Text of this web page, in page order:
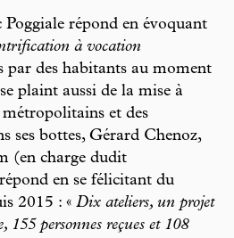
répond en évoquant
à vocation
par des habitants au moment
plaint aussi de la mise à
métropolitains et des
ses bottes, Gérard Chenoz,
(en charge dudit
en se félicitant du
2015 : « Dix ateliers, un projet
personnes reçues et 108